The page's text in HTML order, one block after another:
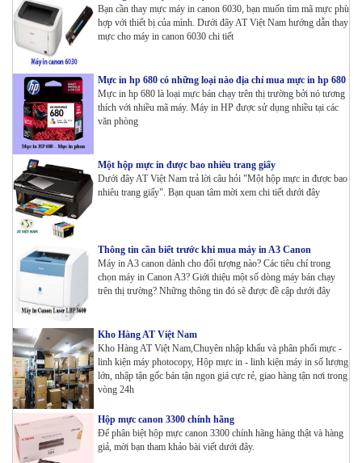
Bạn cần thay mực máy in canon 6030, bạn muốn tìm mã mực phù
hợp với thiết bị của mình. Dưới đây AT Việt Nam hướng dẫn thay
mực cho máy in canon 6030 chi tiết
Mực in hp 680 có những loại nào địa chỉ mua mực in hp 680
Mực in hp 680 là loại mực bán chạy trên thị trường bởi nó tương
thích với nhiều mã máy. Máy in HP được sử dụng nhiều tại các
văn phòng
Một hộp mực in được bao nhiêu trang giấy
Dưới đây AT Việt Nam trả lời câu hỏi "Một hộp mực in được bao
nhiêu trang giấy". Bạn quan tâm mời xem chi tiết dưới đây
Thông tin cần biết trước khi mua máy in A3 Canon
Máy in A3 canon dành cho đối tượng nào? Các tiêu chí trong
chọn máy in Canon A3? Giới thiệu một số dòng máy bán chạy
trên thị trường? Những thông tin đó sẽ được đề cập dưới đây
Kho Hàng AT Việt Nam
Kho Hàng AT Việt Nam,Chuyên nhập khẩu và phân phối mực -
linh kiện máy photocopy, Hộp mực in - linh kiện máy in số lượng
lớn, nhập tận gốc bán tận ngọn giá cực rẻ, giao hàng tận nơi trong
vòng 24h
Hộp mực canon 3300 chính hãng
Để phân biệt hộp mực canon 3300 chính hãng hàng thật và hàng
giả, mời bạn tham khảo bài viết dưới đây.